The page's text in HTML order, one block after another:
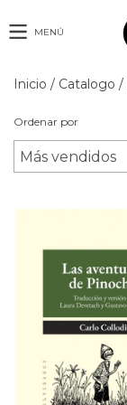
MENÚ
Inicio / Catalogo /
Ordenar por